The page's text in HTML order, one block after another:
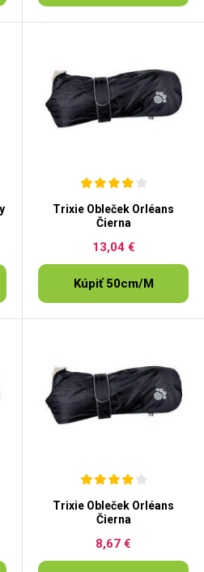
Trixie Obleček Orléans
Čierna
13,04 €
Kúpiť 50cm/M
Trixie Obleček Orléans
Čierna
8,67 €